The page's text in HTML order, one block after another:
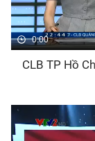
0:00
CLB TP Hồ